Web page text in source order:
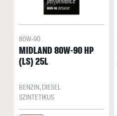
80W-90
MIDLAND 80W-90 HP
(LS) 25L
BENZIN, DIESEL
SZINTETIKUS